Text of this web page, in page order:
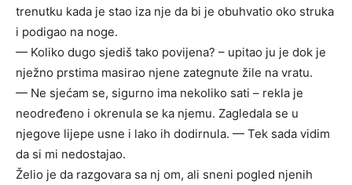
trenutku kada je stao iza nje da bi je obuhvatio oko struka
i podigao na noge.
— Koliko dugo sjediš tako povijena? – upitao ju je dok je
nježno prstima masirao njene zategnute žile na vratu.
— Ne sjećam se, sigurno ima nekoliko sati – rekla je
neodređeno i okrenula se ka njemu. Zagledala se u
njegove lijepe usne i lako ih dodirnula. — Tek sada vidim
da si mi nedostajao.
Želio je da razgovara sa nj om, ali sneni pogled njenih